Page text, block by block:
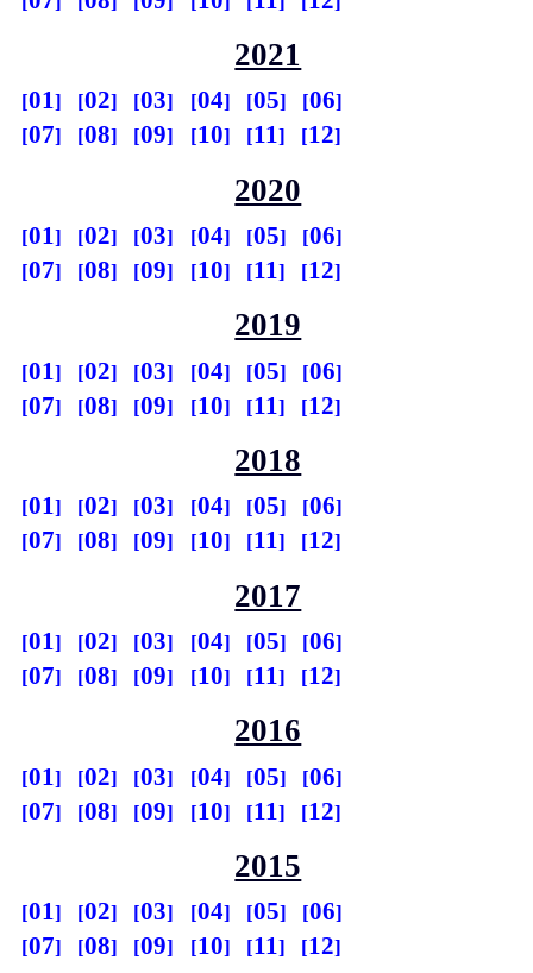
2021
01 02 03 04 05
06
07
08 09 10 11 12
2020
01 02 03 04 05
06
07
08 09 10 11 12
2019
01 02 03 04 05
06
07
08 09 10 11 12
2018
01 02 03 04 05
06
07
08 09 10 11 12
2017
01 02 03 04 05
06
07
08 09 10 11 12
2016
01 02 03 04 05
06
07
08 09 10 11 12
2015
01 02 03 04 05
06
07
08 09 10 11 12